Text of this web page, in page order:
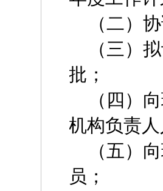
（二）
（三）
批；
（四）
机构负责
（五）
员；